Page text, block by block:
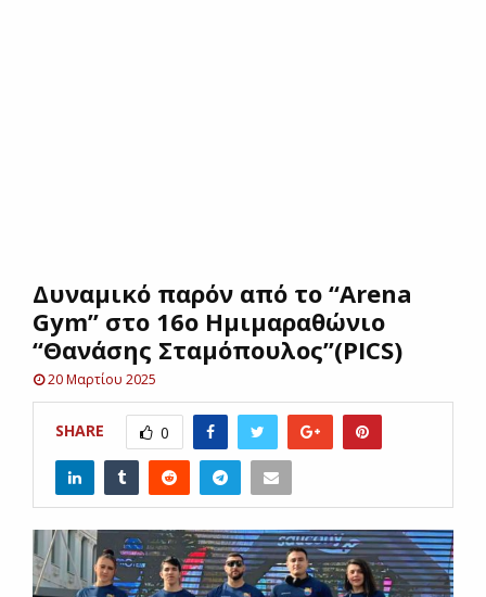
UΔυναμικό παρόν από το “Arena
Gym” στο 16ο Ημιμαραθώνιο
“Θανάσης Σταμόπουλος”(PICS)
20 Μαρτίου 2025
SHARE 0